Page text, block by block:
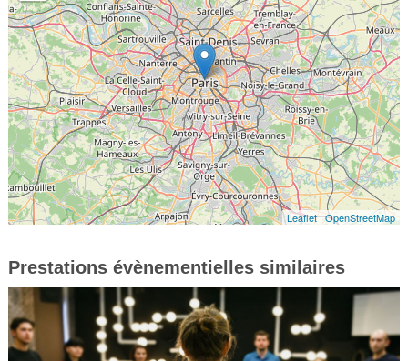
Leaflet|OpenStreetMap
Prestations évènementielles similaires